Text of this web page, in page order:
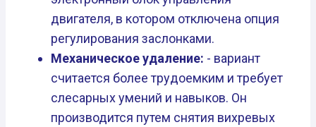
двигателя, в котором отключена опция
регулирования заслонками.
Механическое удаление: - вариант
считается более трудоемким и требует
слесарных умений и навыков. Он
производится путем снятия вихревых